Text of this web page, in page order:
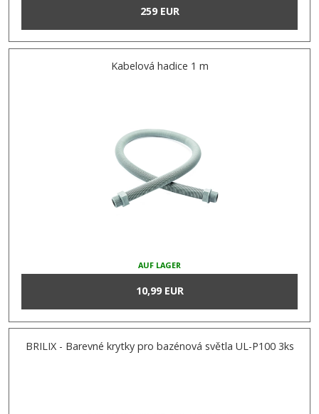
259 EUR
Kabelová hadice 1 m
AUF LAGER
10,99 EUR
BRILIX - Barevné krytky pro bazénová světla UL-P100 3ks